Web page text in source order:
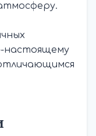
настоящему